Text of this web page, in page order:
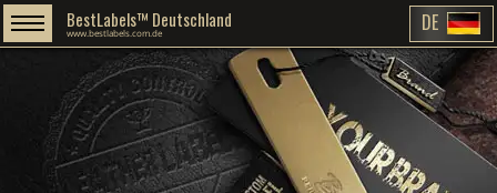
BestLabels™ Deutschland
www.bestlabels.com.de DE